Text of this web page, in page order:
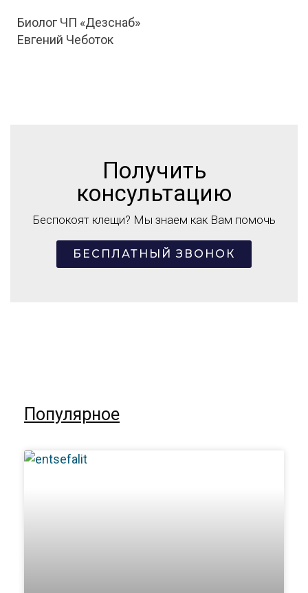
Биолог ЧП «Дезснаб»
Евгений Чеботок
Получить
консультацию
Беспокоят клещи? Мы знаем как Вам помочь
БЕСПЛАТНЫЙ ЗВОНОК
Популярное